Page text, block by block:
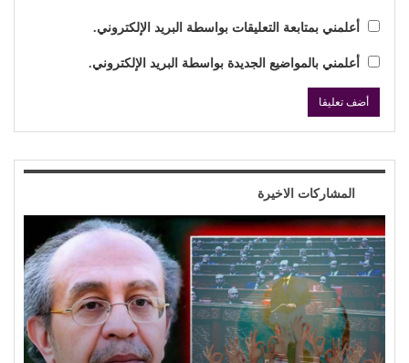
أعلمني بمتابعة التعليقات بواسطة البريد الإلكتروني.
أعلمني بالمواضيع الجديدة بواسطة البريد الإلكتروني.
المشاركات الاخيرة